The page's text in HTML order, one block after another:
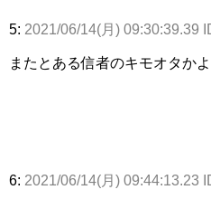
5: 2021/06/14(月) 09:30:39.39
またとある信者のキモオタか
6: 2021/06/14(月) 09:44:13.23